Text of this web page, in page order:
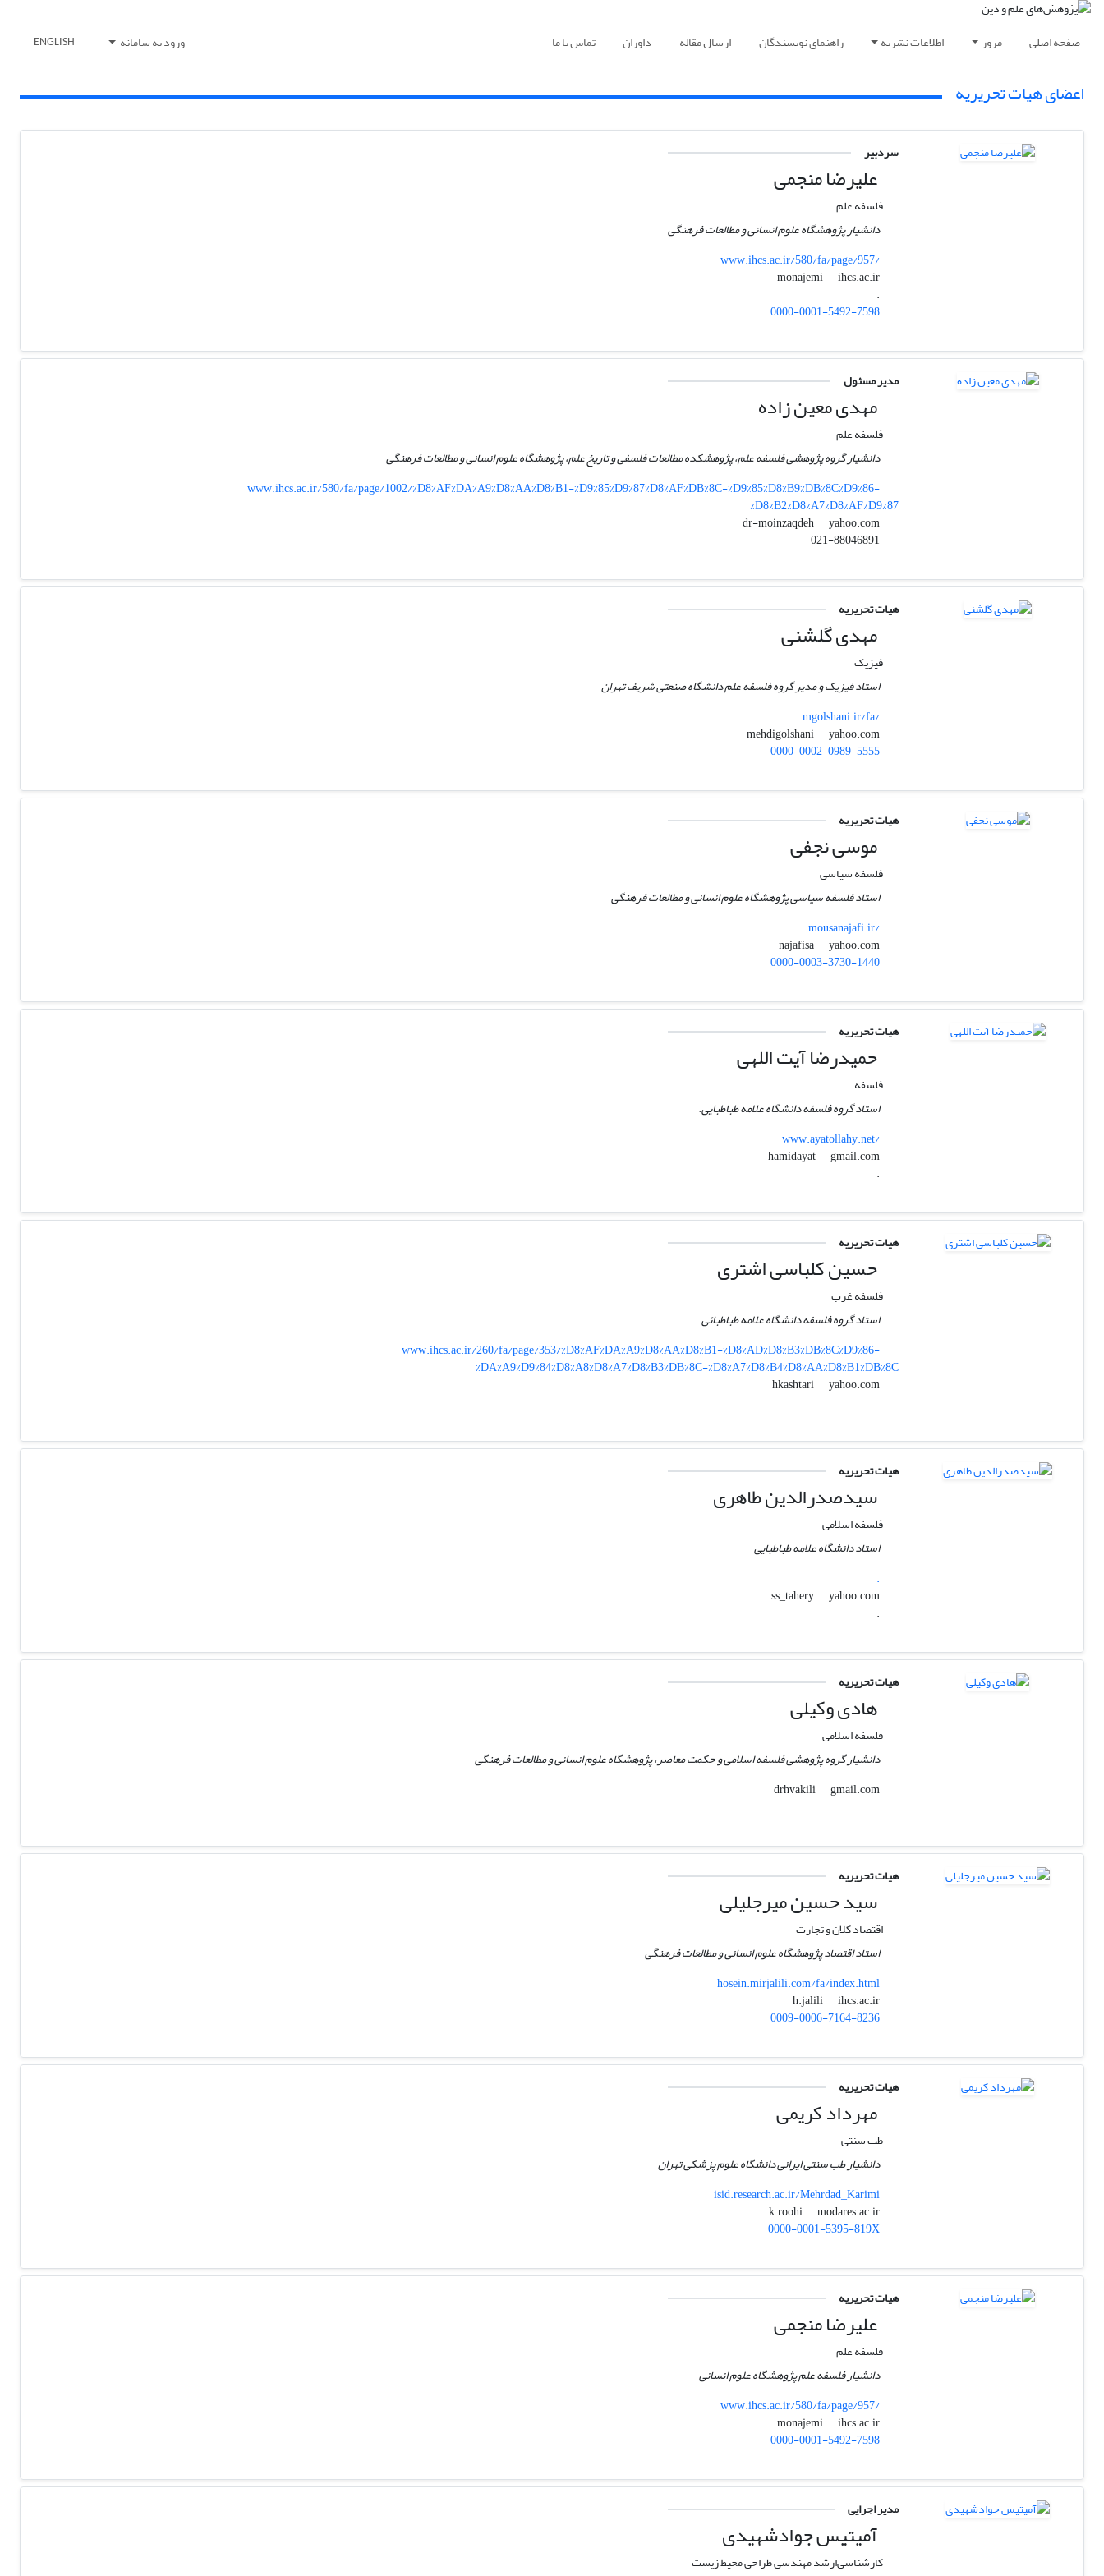
صفحه اصلی مرور اطلاعات نشریه راهنمای نویسندگان ارسال مقاله داوران تماس با ما ورود به سامانه ENGLISH
اعضای هیات تحریریه
سردبیر
علیرضا منجمی
فلسفه علم
دانشیار پژوهشگاه علوم انسانی و مطالعات فرهنگی
www.ihcs.ac.ir/580/fa/page/957/
monajemi
ihcs.ac.ir
.
0000-0001-5492-7598
مدیر مسئول
مهدی معین زاده
فلسفه علم
دانشیار گروه پژوهشی فلسفه علم، پژوهشکده مطالعات فلسفی و تاریخ علم، پژوهشگاه علوم انسانی و مطالعات فرهنگی
www.ihcs.ac.ir/580/fa/page/1002/%D8%AF%DA%A9%D8%AA%D8%B1-%D9%85%D9%87%D8%AF%DB%8C-%D9%85%D8%B9%DB%8C%D9%86-
%D8%B2%D8%A7%D8%AF%D9%87
dr-moinzaqdeh
yahoo.com
هیات تحریریه
مهدی گلشنی
فیزیک
استاد فیزیک و مدیر گروه فلسفه علم دانشگاه صنعتی شریف تهران
mgolshani.ir/fa/
mehdigolshani
yahoo.com
0000-0002-0989-5555
هیات تحریریه
موسی نجفی
فلسفه سیاسی
استاد فلسفه سیاسی پژوهشگاه علوم انسانی و مطالعات فرهنگی
mousanajafi.ir/
najafisa
yahoo.com
0000-0003-3730-1440
هیات تحریریه
حمیدرضا آیت اللهی
فلسفه
استاد گروه فلسفه دانشگاه علامه طباطبایی.
www.ayatollahy.net/
hamidayat
gmail.com
.
هیات تحریریه
حسین کلباسی اشتری
فلسفه غرب
استاد گروه فلسفه دانشگاه علامه طباطبائی
www.ihcs.ac.ir/260/fa/page/353/%D8%AF%DA%A9%D8%AA%D8%B1-%D8%AD%D8%B3%DB%8C%D9%86-
%DA%A9%D9%84%D8%A8%D8%A7%D8%B3%DB%8C-%D8%A7%D8%B4%D8%AA%D8%B1%DB%8C
hkashtari
yahoo.com
.
هیات تحریریه
سیدصدرالدین طاهری
فلسفه اسلامی
استاد دانشگاه علامه طباطبایی
.
ss_tahery
yahoo.com
.
هیات تحریریه
هادی وکیلی
فلسفه اسلامی
دانشیار گروه پژوهشی فلسفه اسلامی و حکمت معاصر، پژوهشگاه علوم انسانی و مطالعات فرهنگی
drhvakili
gmail.com
.
هیات تحریریه
سید حسین میرجلیلی
اقتصاد کلان و تجارت
استاد اقتصاد پژوهشگاه علوم انسانی و مطالعات فرهنگی
hosein.mirjalili.com/fa/index.html
h.jalili
ihcs.ac.ir
0009-0006-7164-8236
هیات تحریریه
مهرداد کریمی
طب سنتی
دانشیار طب سنتی ایرانی دانشگاه علوم پزشکی تهران
isid.research.ac.ir/Mehrdad_Karimi
k.roohi
modares.ac.ir
0000-0001-5395-819X
هیات تحریریه
علیرضا منجمی
فلسفه علم
دانشیار فلسفه علم پژوهشگاه علوم انسانی
www.ihcs.ac.ir/580/fa/page/957/
monajemi
ihcs.ac.ir
0000-0001-5492-7598
مدیر اجرایی
آمیتیس جوادشهیدی
کارشناسی‌ارشد مهندسی طراحی محیط زیست